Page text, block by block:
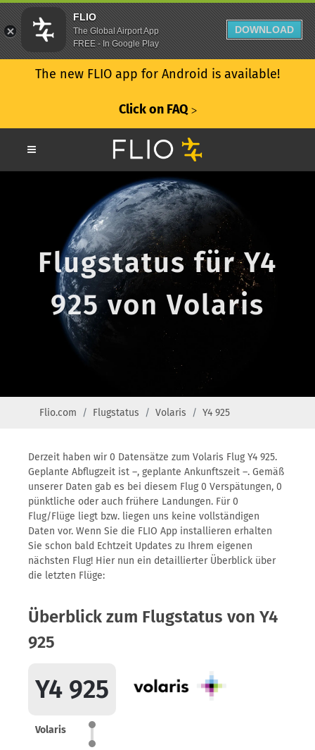
The new FLIO app for Android is available!
Click on FAQ ᐳ
Flugstatus für Y4
925 von Volaris
Flio.com Flugstatus Volaris Y4 925
Derzeit haben wir 0 Datensätze zum Volaris Flug Y4 925.
Geplante Abflugzeit ist –, geplante Ankunftszeit –. Gemäß
unserer Daten gab es bei diesem Flug 0 Verspätungen, 0
pünktliche oder auch frühere Landungen. Für 0
Flug/Flüge liegt bzw. liegen uns keine vollständigen
Daten vor. Wenn Sie die FLIO App installieren erhalten
Sie schon bald Echtzeit Updates zu Ihrem eigenen
nächsten Flug! Hier nun ein detaillierter Überblick über
die letzten Flüge:
Überblick zum Flugstatus von Y4
925
Y4 925
Volaris
FLIO
The Global Airport App
FREE - In Google Play
DOWNLOAD